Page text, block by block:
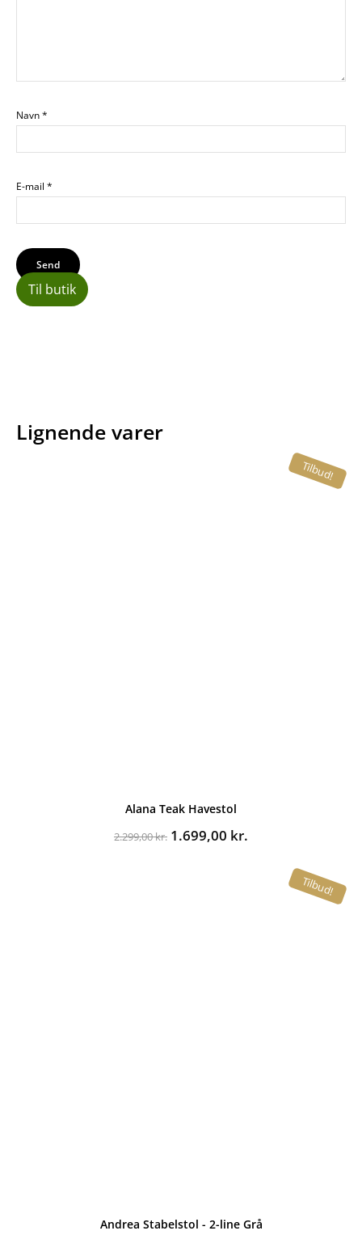
Navn*
E-mail *
Til butik
Lignende varer
Tilbud!
Alana Teak Havestol
2.299,00kr. Den
1.699,00 kr.
1.699,00 kr..
Tilbud!
Andrea Stabelstol - 2-line Grå